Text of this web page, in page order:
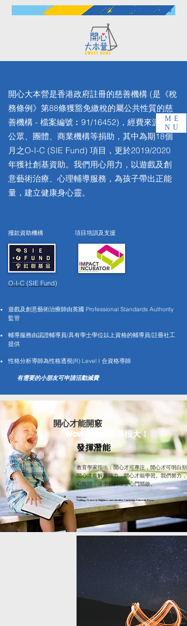
ME
NU
開心大本營是香港政府註冊的慈善機構 (是《稅
務條例》第88條獲豁免繳稅的屬公共性質的慈
善機構 - 檔案編號︰91/16452)，經費來源全賴
公眾、團體、商業機構等捐助，其中為期18個
月之O-I-C (SIE Fund) 項目，更於2019/2020
年獲社創基資助。我們用心用力，以遊戲及創
意藝術治療、心理輔導服務，為孩子帶出正能
量，建立健康身心靈。
撥款資助機構 項目培訓及支援
O-I-C (SIE Fund)
遊戲及創意藝術治療師由英國 Professional Standards Authority
監管
輔導服務由認證輔導員/具有學士學位以上資格的輔導員/註冊社工
提供
性格分析導師為性格透視(R) Level I 合資格導師
有需要的小朋友可申請活動減費
​開心才能開竅
Wow，我的世界很大！
發揮潛能
教育學家指出：開心才可專注，開心才可明白别
開心才有解難能力，開心才能學習。我們努力，
心敞開，讓學習的穩妥心門開啟。
Reference
Noddings, N. (2003). Happiness and education. Cambridge University Press.